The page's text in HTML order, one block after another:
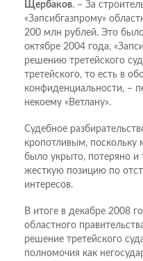
Щербаков. – За
«Запсибгазпрому»
200 млн рублей. Это
октябре 2004 года,
решению третейского
третейского, то есть в
конфиденциальности, –
некоему «Ветлану».
Судебное
кропотливым, поскольку
было укрыто, потеряно и
жесткую позицию по
интересов.
В итоге в декабре 2008
областного
решение третейского
полномочия как